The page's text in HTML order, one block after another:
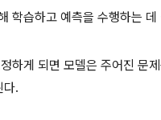
학습하고 예측을 수행하는 데
하게 되면 모델은 주어진 문
다.